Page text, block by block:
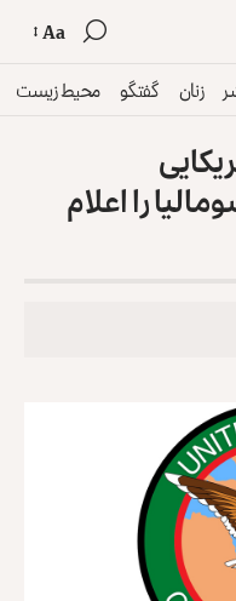
Aa
زنان گفتگو محیط زیست
را اعلام